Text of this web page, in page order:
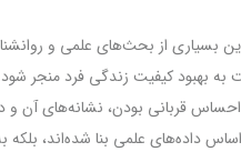
بسیاری از بحث‌های علمی و
به بهبود کیفیت زندگی فرد منجر
قربانی بودن، نشانه‌های آن و
داده‌های علمی بنا شده‌اند، بلکه